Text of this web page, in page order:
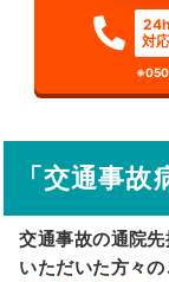
駅
24h
対応
※050
「交通事
交通事故の通院
いただいた方々